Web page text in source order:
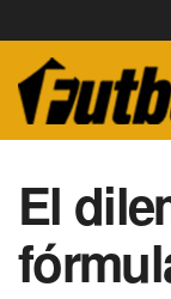
El